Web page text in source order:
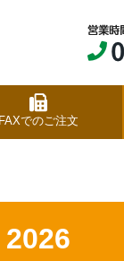
FAXでのご注文